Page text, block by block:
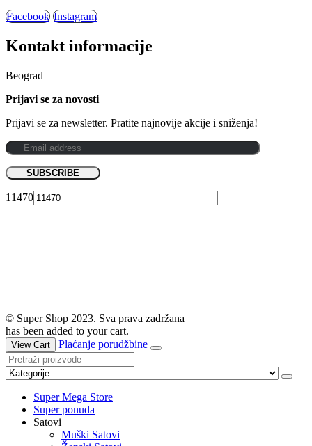
Facebook Instagram
Kontakt informacije
Beograd
Prijavi se za novosti
Prijavi se za newsletter. Pratite najnovije akcije i sniženja!
11470
© Super Shop 2023. Sva prava zadržana
has been added to your cart.
View Cart Plaćanje porudžbine
Super Mega Store
Super ponuda
Satovi
Muški Satovi